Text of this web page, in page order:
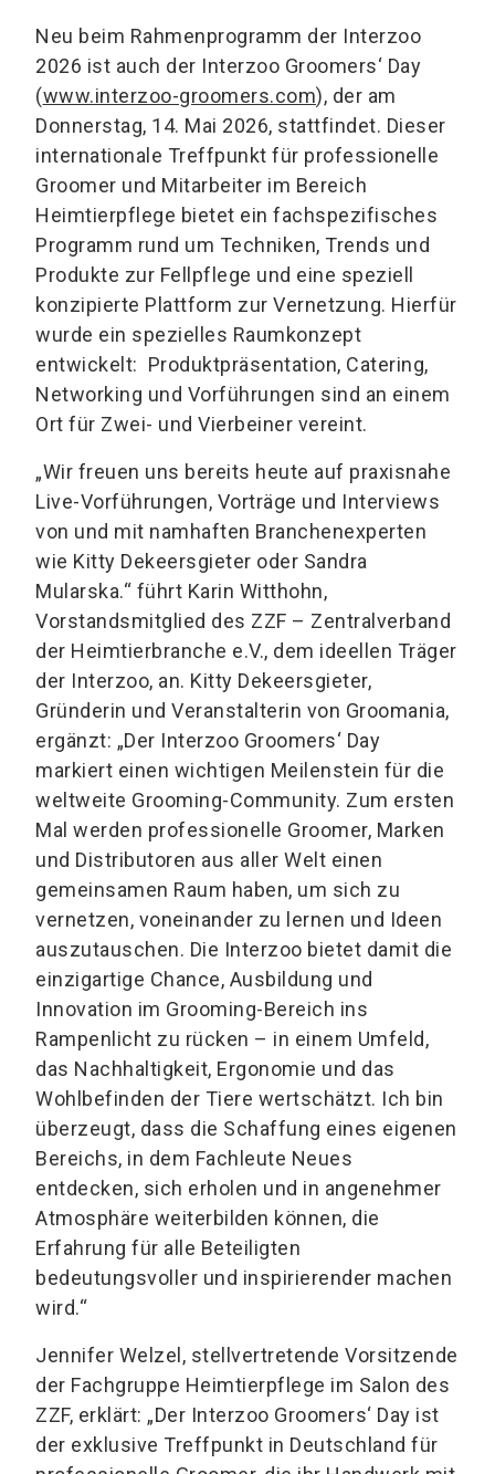
Neu beim Rahmenprogramm der Interzoo
2026 ist auch der Interzoo Groomers‘ Day
(www.interzoo-groomers.com), der am
Donnerstag, 14. Mai 2026, stattfindet. Dieser
internationale Treffpunkt für professionelle
Groomer und Mitarbeiter im Bereich
Heimtierpflege bietet ein fachspezifisches
Programm rund um Techniken, Trends und
Produkte zur Fellpflege und eine speziell
konzipierte Plattform zur Vernetzung. Hierfür
wurde ein spezielles Raumkonzept
entwickelt: Produktpräsentation, Catering,
Networking und Vorführungen sind an einem
Ort für Zwei- und Vierbeiner vereint.
„Wir freuen uns bereits heute auf praxisnahe
Live-Vorführungen, Vorträge und Interviews
von und mit namhaften Branchenexperten
wie Kitty Dekeersgieter oder Sandra
Mularska.“ führt Karin Witthohn,
Vorstandsmitglied des ZZF – Zentralverband
der Heimtierbranche e.V., dem ideellen Träger
der Interzoo, an. Kitty Dekeersgieter,
Gründerin und Veranstalterin von Groomania,
ergänzt: „Der Interzoo Groomers‘ Day
markiert einen wichtigen Meilenstein für die
weltweite Grooming-Community. Zum ersten
Mal werden professionelle Groomer, Marken
und Distributoren aus aller Welt einen
gemeinsamen Raum haben, um sich zu
vernetzen, voneinander zu lernen und Ideen
auszutauschen. Die Interzoo bietet damit die
einzigartige Chance, Ausbildung und
Innovation im Grooming-Bereich ins
Rampenlicht zu rücken – in einem Umfeld,
das Nachhaltigkeit, Ergonomie und das
Wohlbefinden der Tiere wertschätzt. Ich bin
überzeugt, dass die Schaffung eines eigenen
Bereichs, in dem Fachleute Neues
entdecken, sich erholen und in angenehmer
Atmosphäre weiterbilden können, die
Erfahrung für alle Beteiligten
bedeutungsvoller und inspirierender machen
wird.“
Jennifer Welzel, stellvertretende Vorsitzende
der Fachgruppe Heimtierpflege im Salon des
ZZF, erklärt: „Der Interzoo Groomers‘ Day ist
der exklusive Treffpunkt in Deutschland für